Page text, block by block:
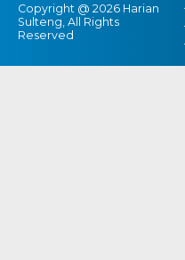
Copyright @ 2026 Harian
Sulteng, All Rights
Reserved